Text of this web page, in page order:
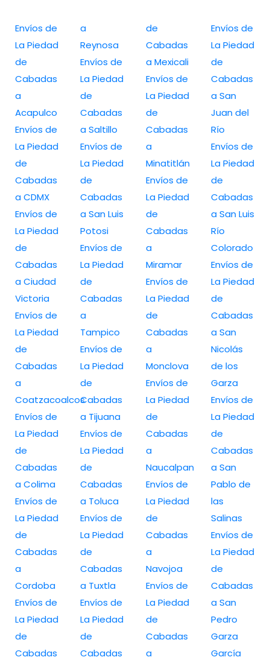
Envíos de
La Piedad
de
Cabadas
a
Acapulco
Envíos de
La Piedad
de
Cabadas
a CDMX
Envíos de
La Piedad
de
Cabadas
a Ciudad
Victoria
Envíos de
La Piedad
de
Cabadas
a
Coatzacoalcos
Envíos de
La Piedad
de
Cabadas
a Colima
Envíos de
La Piedad
de
Cabadas
a
Cordoba
Envíos de
La Piedad
de
Cabadas
a
Reynosa
Envíos de
La Piedad
de
Cabadas
a Saltillo
Envíos de
La Piedad
de
Cabadas
a San Luis
Potosi
Envíos de
La Piedad
de
Cabadas
a
Tampico
Envíos de
La Piedad
de
Cabadas
a Tijuana
Envíos de
La Piedad
de
Cabadas
a Toluca
Envíos de
La Piedad
de
Cabadas
a Tuxtla
Envíos de
La Piedad
de
Cabadas
de
Cabadas
a Mexicali
Envíos de
La Piedad
de
Cabadas
a
Minatitlán
Envíos de
La Piedad
de
Cabadas
a
Miramar
Envíos de
La Piedad
de
Cabadas
a
Monclova
Envíos de
La Piedad
de
Cabadas
a
Naucalpan
Envíos de
La Piedad
de
Cabadas
a
Navojoa
Envíos de
La Piedad
de
Cabadas
a
Envíos de
La Piedad
de
Cabadas
a San
Juan del
Río
Envíos de
La Piedad
de
Cabadas
a San Luis
Río
Colorado
Envíos de
La Piedad
de
Cabadas
a San
Nicolás
de los
Garza
Envíos de
La Piedad
de
Cabadas
a San
Pablo de
las
Salinas
Envíos de
La Piedad
de
Cabadas
a San
Pedro
Garza
García